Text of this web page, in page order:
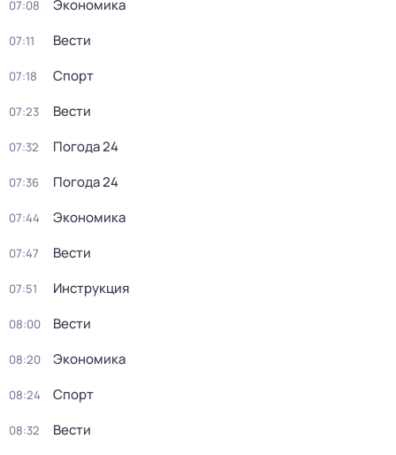
07:08 Экономика
07:11 Вести
07:18 Спорт
07:23 Вести
07:32 Погода 24
07:36 Погода 24
07:44 Экономика
07:47 Вести
07:51 Инструкция
08:00 Вести
08:20 Экономика
08:24 Спорт
08:32 Вести